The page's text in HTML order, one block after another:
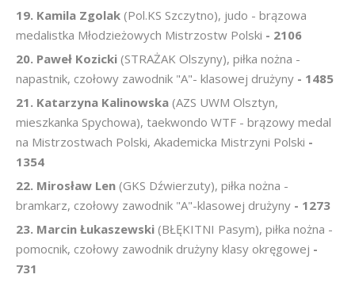
19. Kamila Zgolak (Pol.KS Szczytno), judo - brązowa
medalistka Młodzieżowych Mistrzostw Polski - 2106
20. Paweł Kozicki (STRAŻAK Olszyny), piłka nożna -
napastnik, czołowy zawodnik "A"- klasowej drużyny - 1485
21. Katarzyna Kalinowska (AZS UWM Olsztyn,
mieszkanka Spychowa), taekwondo WTF - brązowy medal
na Mistrzostwach Polski, Akademicka Mistrzyni Polski -
1354
22. Mirosław Len (GKS Dźwierzuty), piłka nożna -
bramkarz, czołowy zawodnik "A"-klasowej drużyny - 1273
23. Marcin Łukaszewski (BŁĘKITNI Pasym), piłka nożna -
pomocnik, czołowy zawodnik drużyny klasy okręgowej -
731